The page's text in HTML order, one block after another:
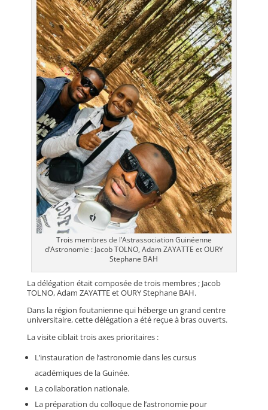
Trois membres de l’Astrassociation Guinéenne
d’Astronomie : Jacob TOLNO, Adam ZAYATTE et OURY
Stephane BAH
La délégation était composée de trois membres ; Jacob
TOLNO, Adam ZAYATTE et OURY Stephane BAH.
Dans la région foutanienne qui héberge un grand centre
universitaire, cette délégation a été reçue à bras ouverts.
La visite ciblait trois axes prioritaires :
L’instauration de l’astronomie dans les cursus
académiques de la Guinée.
La collaboration nationale.
La préparation du colloque de l’astronomie pour